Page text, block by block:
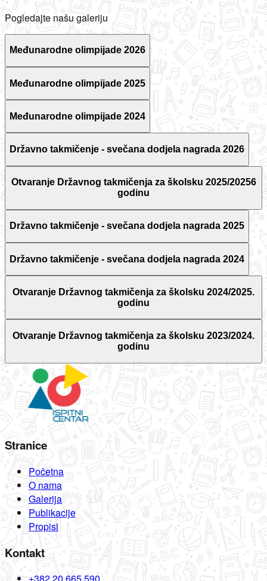
Pogledajte našu galeriju
Međunarodne olimpijade 2026
Međunarodne olimpijade 2025
Međunarodne olimpijade 2024
Državno takmičenje - svečana dodjela nagrada 2026
Otvaranje Državnog takmičenja za školsku 2025/20256
godinu
Državno takmičenje - svečana dodjela nagrada 2025
Državno takmičenje - svečana dodjela nagrada 2024
Otvaranje Državnog takmičenja za školsku 2024/2025.
godinu
Otvaranje Državnog takmičenja za školsku 2023/2024.
godinu
Stranice
Početna
O nama
Galerija
Publikacije
Propisi
Kontakt